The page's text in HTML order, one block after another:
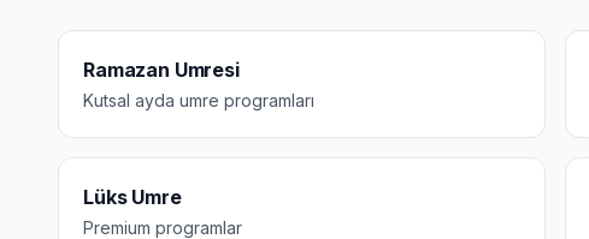
Ramazan Umresi
Kutsal ayda umre programları
Lüks Umre
Premium programlar